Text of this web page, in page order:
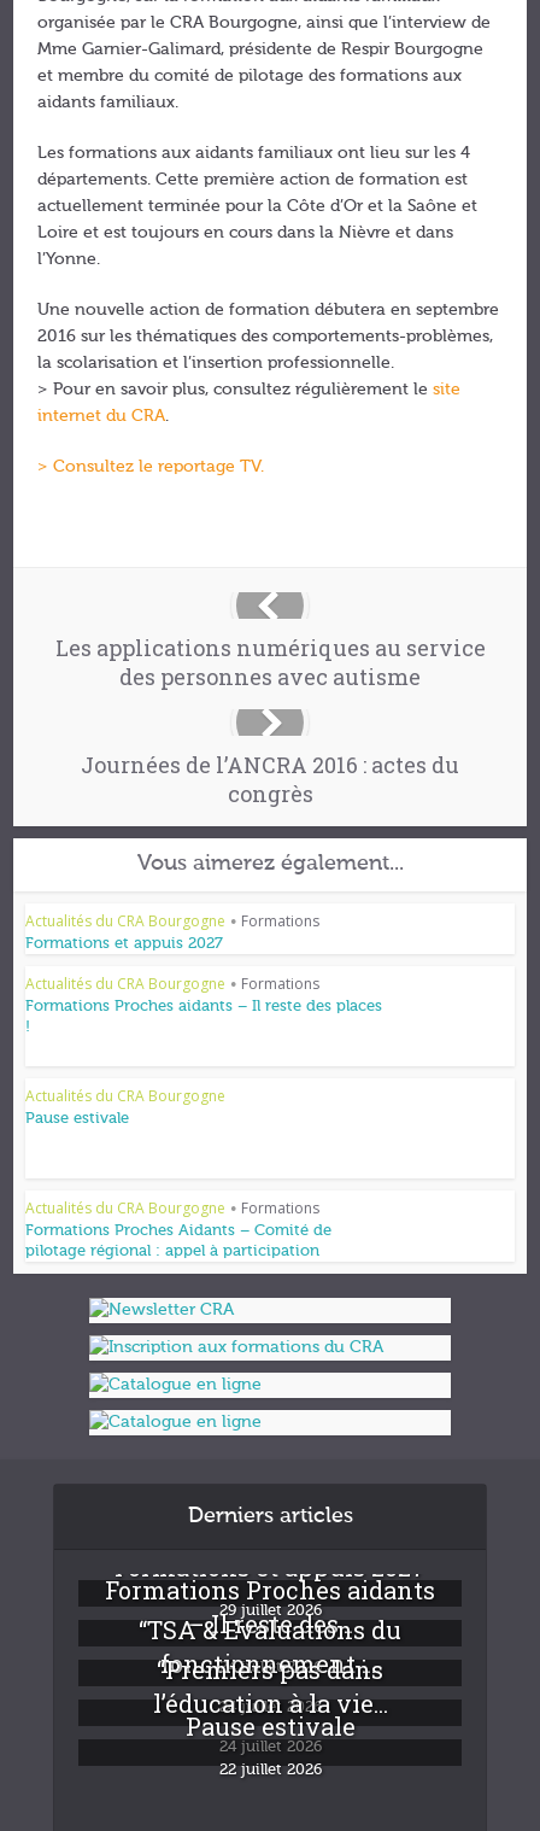
organisée par le CRA Bourgogne, ainsi que l’interview de
Mme Garnier-Galimard, présidente de Respir Bourgogne
et membre du comité de pilotage des formations aux
aidants familiaux.
Les formations aux aidants familiaux ont lieu sur les 4
départements. Cette première action de formation est
actuellement terminée pour la Côte d’Or et la Saône et
Loire et est toujours en cours dans la Nièvre et dans
l’Yonne.
Une nouvelle action de formation débutera en septembre
2016 sur les thématiques des comportements-problèmes,
la scolarisation et l’insertion professionnelle.
> Pour en savoir plus, consultez régulièrement lesite
internet du CRA.
> Consultez le reportage TV.
Les applications numériques au service
des personnes avec autisme
Journées de l’ANCRA 2016 : actes du
congrès
Vous aimerez également...
Actualités du CRA Bourgogne • Formations
Formations et appuis 2027
Actualités du CRA Bourgogne • Formations
Formations Proches aidants – Il reste des places
!
Actualités du CRA Bourgogne
Pause estivale
Actualités du CRA Bourgogne • Formations
Formations Proches Aidants – Comité de
pilotage régional : appel à participation
Derniers articles
Formations et appuis 2027
29 juillet 2026
Formations Proches aidants
– Il reste des...
24 juillet 2026
“TSA & Evaluations du
fonctionnement :...
24 juillet 2026
“Premiers pas dans
l’éducation à la vie...
24 juillet 2026
Pause estivale
22 juillet 2026